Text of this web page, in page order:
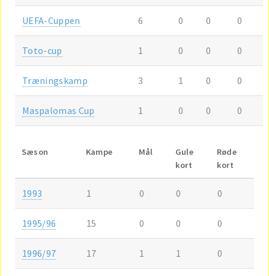
UEFA-Cuppen 6 0 0 0
Toto-cup 1 0 0 0
Træningskamp 3 1 0 0
Maspalomas Cup 1 0 0 0
Sæson Kampe Mål
Gule
kort
Røde
kort
1993 1 0 0 0
1995/96 15 0 0 0
1996/97 17 1 1 0